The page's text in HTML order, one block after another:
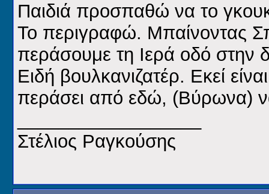
Παιδιά προσπαθώ να το
Το περιγραφώ. Μπαίνοντας
περάσουμε τη Ιερά οδό στην
Ειδή βουλκανιζατέρ. Εκεί
περάσει από εδώ, (Βύρωνα)
Στέλιος Ραγκούσης